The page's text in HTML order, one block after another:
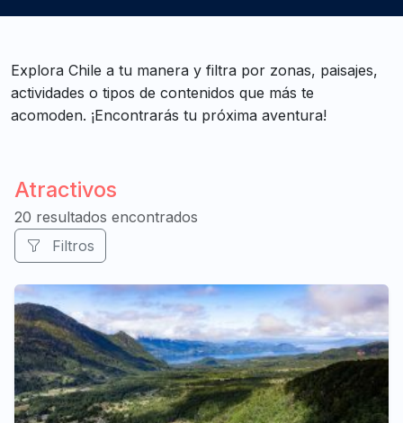
Explora Chile a tu manera y filtra por zonas, paisajes,
actividades o tipos de contenidos que más te
acomoden. ¡Encontrarás tu próxima aventura!
Atractivos
20 resultados encontrados
Filtros